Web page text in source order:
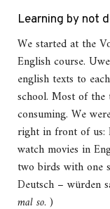
Learning by not
We started at the
English course.
english texts to
school. Most of
consuming. We
right in front of us:
watch movies in
two birds with one
Deutsch – würden
mal so. )